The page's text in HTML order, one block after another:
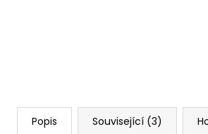
Popis Související (3)